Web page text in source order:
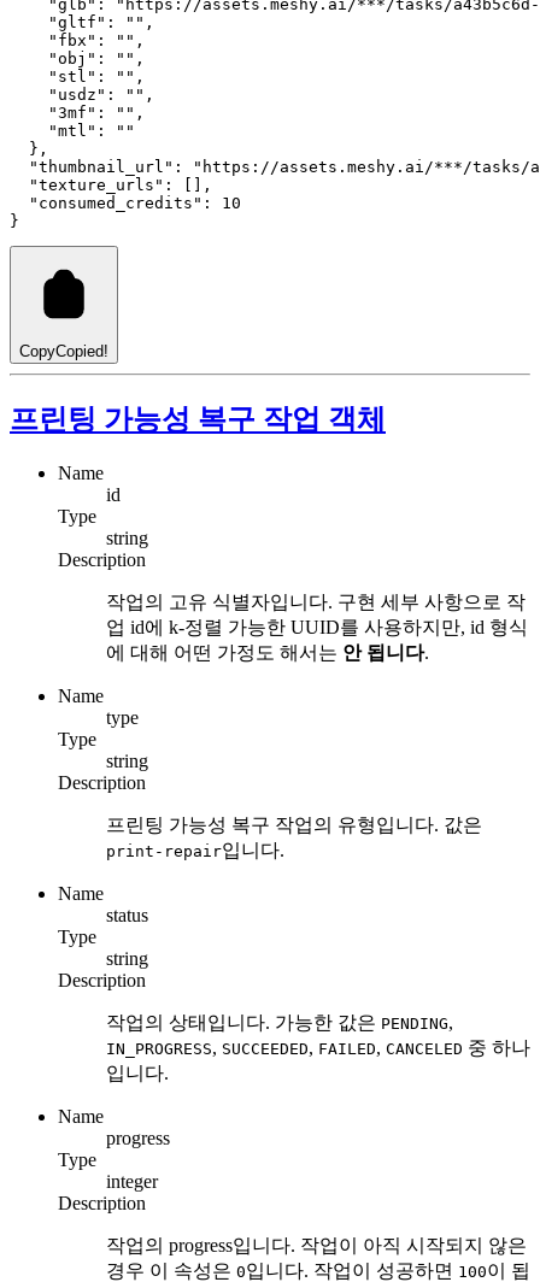
"glb" :
"https://assets.meshy.ai/***/tasks/a43b5c6d-
"gltf" : "" ,
"fbx" : "" ,
"obj" : "" ,
"stl" : "" ,
"usdz" : "" ,
"3mf" : "" ,
"mtl" :
""
  }
,
"thumbnail_url" :
"https://assets.meshy.ai/***/tasks/
"texture_urls" : []
,
"consumed_credits" : 10
}
CopyCopied!
프린팅 가능성 복구 작업 객체
Name
id
Type
string
Description
작업의 고유 식별자입니다. 구현 세부 사항으로 작
업 id에 k-정렬 가능한 UUID를 사용하지만, id 형식
에 대해 어떤 가정도 해서는 안 됩니다.
Name
type
Type
string
Description
프린팅 가능성 복구 작업의 유형입니다. 값은
print-repair입니다.
Name
status
Type
string
Description
작업의 상태입니다. 가능한 값은 PENDING,
IN_PROGRESS, SUCCEEDED, FAILED, CANCELED 중 하나
입니다.
Name
progress
Type
integer
Description
작업의 progress입니다. 작업이 아직 시작되지 않은
경우 이 속성은 0입니다. 작업이 성공하면 100이 됩